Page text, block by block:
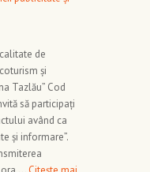
calitate de
și
Tazlău” Cod
să participați
având ca
și informare”.